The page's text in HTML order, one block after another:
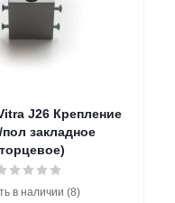
J26 Крепление
пол закладное
в наличии (8)